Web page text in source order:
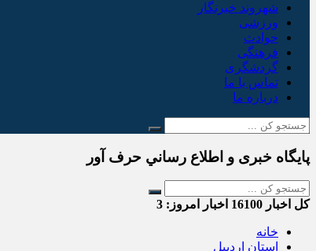
شهروند خبرنگار
ورزشی
حوادث
فرهنگی
گردشگری
تماس با ما
درباره ما
پایگاه خبری و اطلاع رساني حرف آور
کل اخبار اخبار امروز: 3
خانه
استان اردبیل